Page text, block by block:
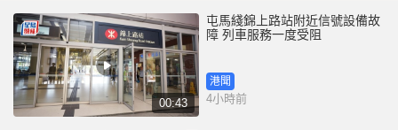
00:43
屯馬綫錦上路站附近信號設備故
障 列車服務一度受阻
港聞
4小時前